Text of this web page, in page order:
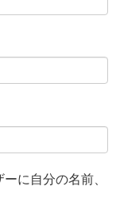
に自分の名前、